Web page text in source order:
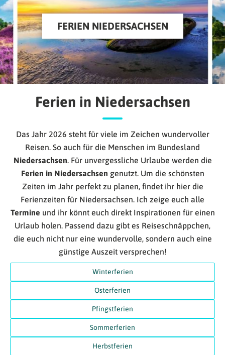
FERIEN NIEDERSACHSEN
Ferien in Niedersachsen
Das Jahr 2026 steht für viele im Zeichen wundervoller
Reisen. So auch für die Menschen im Bundesland
Niedersachsen. Für unvergessliche Urlaube werden die
Ferien in Niedersachsen genutzt. Um die schönsten
Zeiten im Jahr perfekt zu planen, findet ihr hier die
Ferienzeiten für Niedersachsen. Ich zeige euch alle
Termine und ihr könnt euch direkt Inspirationen für einen
Urlaub holen. Passend dazu gibt es Reiseschnäppchen,
die euch nicht nur eine wundervolle, sondern auch eine
günstige Auszeit versprechen!
Winterferien
Osterferien
Pfingstferien
Sommerferien
Herbstferien